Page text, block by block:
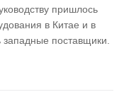
пришлось
в Китае и в
западные поставщики.